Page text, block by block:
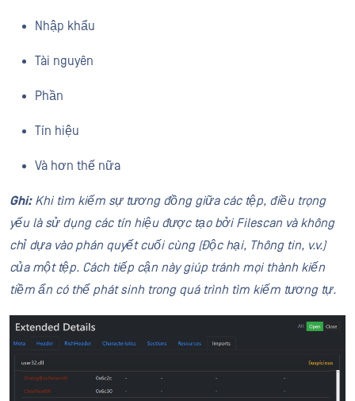
Nhập khẩu
Tài nguyên
Phần
Tín hiệu
Và hơn thế nữa
Ghi:Khi tìm kiếm sự tương đồng giữa các tệp, điều trọng
yếu là sử dụng các tín hiệu được tạo bởi Filescan và không
chỉ dựa vào phán quyết cuối cùng (Độc hại, Thông tin, v.v.)
của một tệp. Cách tiếp cận này giúp tránh mọi thành kiến
tiềm ẩn có thể phát sinh trong quá trình tìm kiếm tương tự.